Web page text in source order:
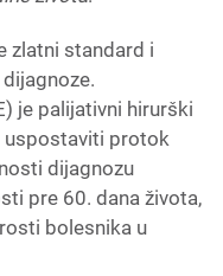
zlatni standard i
je palijativni hirurški
uspostaviti protok
dijagnozu
pre 60. dana života,
bolesnika u